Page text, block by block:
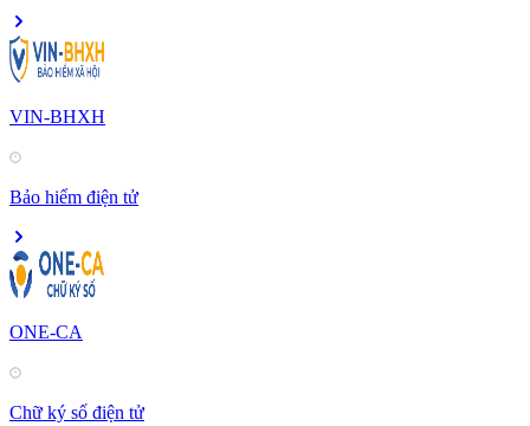
VIN-BHXH
Bảo hiểm điện tử
ONE-CA
Chữ ký số điện tử